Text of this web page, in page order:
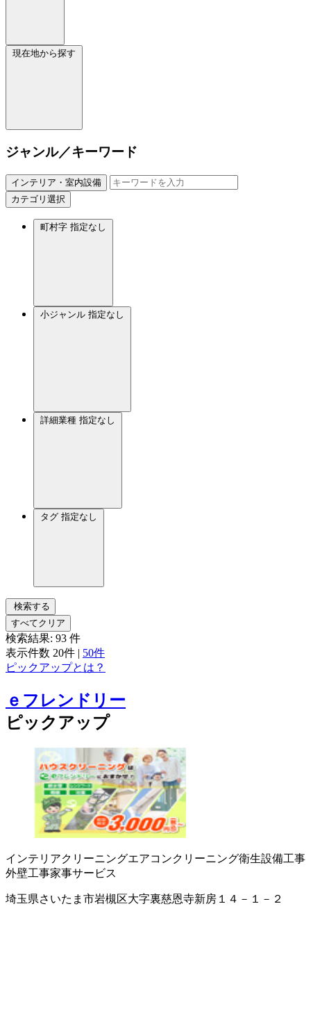
現在地から探す
ジャンル／キーワード
インテリア・室内設備
カテゴリ選択
町村字 指定なし
小ジャンル 指定なし
詳細業種 指定なし
タグ 指定なし
検索する
すべてクリア
検索結果: 93 件
表示件数 20件 | 50件
ピックアップとは？
ｅフレンドリー
ピックアップ
インテリアクリーニングエアコンクリーニング衛生設備工事
外壁工事家事サービス
埼玉県さいたま市岩槻区大字裏慈恩寺新房１４－１－２